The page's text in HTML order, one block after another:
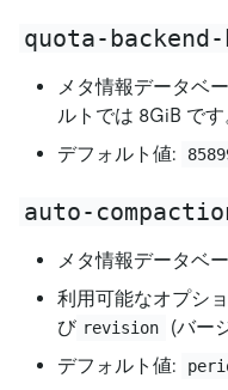
quota-
メタ情報データベ
ルトでは 8GiB です
デフォルト値:
auto-
メタ情報データベ
利用可能なオプシ
び revision
(バー
デフォルト値: